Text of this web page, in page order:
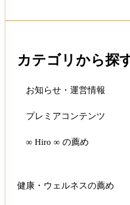
カテゴリから探
お知らせ・運営情報
プレミアコンテンツ
∞ Hiro ∞ の薦め
健康・ウェルネスの薦め